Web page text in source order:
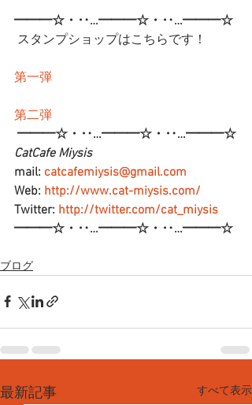
━━━☆・‥…━━━☆・‥…━━━☆
スタンプショップはこちらです！
第一弾
第二弾
━━━☆・‥…━━━☆・‥…━━━☆
CatCafe Miysis
mail: catcafemiysis@gmail.com
Web: http://www.cat-miysis.com/
Twitter: http://twitter.com/cat_miysis
━━━☆・‥…━━━☆・‥…━━━☆
ブログ
最新記事 すべて表示